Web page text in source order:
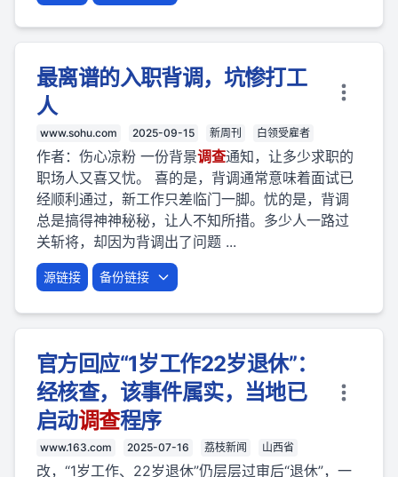
最离谱的入职背调，坑惨打工
人
www.sohu.com 2025-09-15 新周刊 白领受雇者
作者：伤心凉粉 一份背景调查通知，让多少求职的
职场人又喜又忧。 喜的是，背调通常意味着面试已
经顺利通过，新工作只差临门一脚。忧的是，背调
总是搞得神神秘秘，让人不知所措。多少人一路过
关斩将，却因为背调出了问题 ...
源链接 备份链接
官方回应“1岁工作22岁退休”：
经核查，该事件属实，当地已
启动调查程序
www.163.com 2025-07-16 荔枝新闻 山西省
改，“1岁工作、22岁退休”仍层层过审后“退休”，一